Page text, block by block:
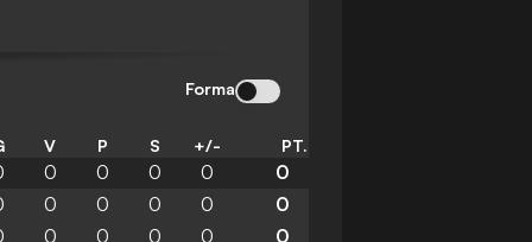
Forma
V P S +/- PT.
0 0 0 0
0
0 0 0 0
0
0 0 0 0
0